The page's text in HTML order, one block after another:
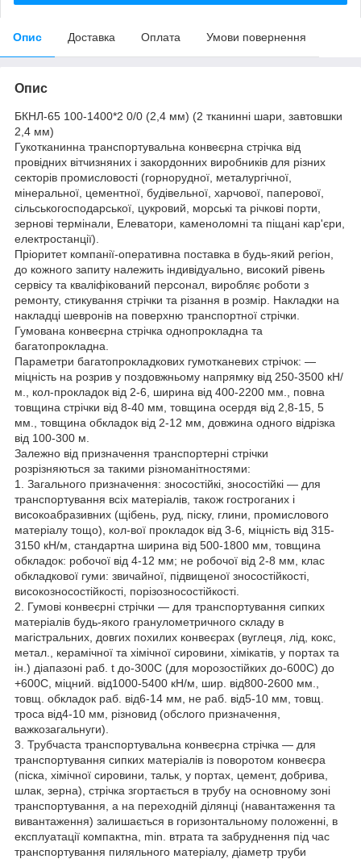
Опис Доставка Оплата Умови повернення
Опис
БКНЛ-65 100-1400*2 0/0 (2,4 мм) (2 тканинні шари, завтовшки
2,4 мм)
Гукотканинна транспортувальна конвеєрна стрічка від
провідних вітчизняних і закордонних виробників для різних
секторів промисловості (горнорудної, металургічної,
мінеральної, цементної, будівельної, харчової, паперової,
сільськогосподарської, цукровий, морські та річкові порти,
зернові термінали, Елеватори, каменоломні та піщані кар'єри,
електростанції).
Пріоритет компанії-оперативна поставка в будь-який регіон,
до кожного запиту належить індивідуально, високий рівень
сервісу та кваліфікований персонал, виробляє роботи з
ремонту, стикування стрічки та різання в розмір. Накладки на
накладці шевронів на поверхню транспортної стрічки.
Гумована конвеєрна стрічка однопрокладна та
багатопрокладна.
Параметри багатопрокладкових гумотканевих стрічок: —
міцність на розрив у поздовжньому напрямку від 250-3500 кН/
м., кол-прокладок від 2-6, ширина від 400-2200 мм., повна
товщина стрічки від 8-40 мм, товщина осердя від 2,8-15, 5
мм., товщина обкладок від 2-12 мм, довжина одного відрізка
від 100-300 м.
Залежно від призначення транспортерні стрічки
розрізняються за такими різноманітностями:
1. Загального призначення: зносостійкі, зносостійкі — для
транспортування всіх матеріалів, також гостроганих і
високоабразивних (щібень, руд, піску, глини, промислового
матеріалу тощо), кол-вої прокладок від 3-6, міцність від 315-
3150 кН/м, стандартна ширина від 500-1800 мм, товщина
обкладок: робочої від 4-12 мм; не робочої від 2-8 мм, клас
обкладкової гуми: звичайної, підвищеної зносостійкості,
високозносостійкості, порізозносостійкості.
2. Гумові конвеєрні стрічки — для транспортування сипких
матеріалів будь-якого гранулометричного складу в
магістральних, довгих похилих конвеєрах (вуглеця, лід, кокс,
метал., керамічної та хімічної сировини, хімікатів, у портах та
ін.) діапазоні раб. t до-300С (для морозостійких до-600С) до
+600С, міцний. від1000-5400 кН/м, шир. від800-2600 мм.,
товщ. обкладок раб. від6-14 мм, не раб. від5-10 мм, товщ.
троса від4-10 мм, різновид (обслого призначення,
важкозагальнуги).
3. Трубчаста транспортувальна конвеєрна стрічка — для
транспортування сипких матеріалів із поворотом конвеєра
(піска, хімічної сировини, тальк, у портах, цемент, добрива,
шлак, зерна), стрічка згортається в трубу на основному зоні
транспортування, а на переходній ділянці (навантаження та
вивантаження) залишається в горизонтальному положенні, в
експлуатації компактна, min. втрата та забруднення під час
транспортування пиляльного матеріалу, діаметр труби